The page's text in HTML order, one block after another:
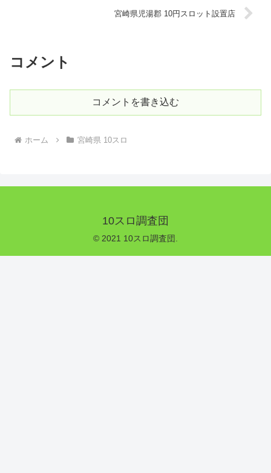
宮崎県児湯郡 10円スロット設置店
コメント
コメントを書き込む
ホーム 宮崎県 10スロ
10スロ調査団
© 2021 10スロ調査団.